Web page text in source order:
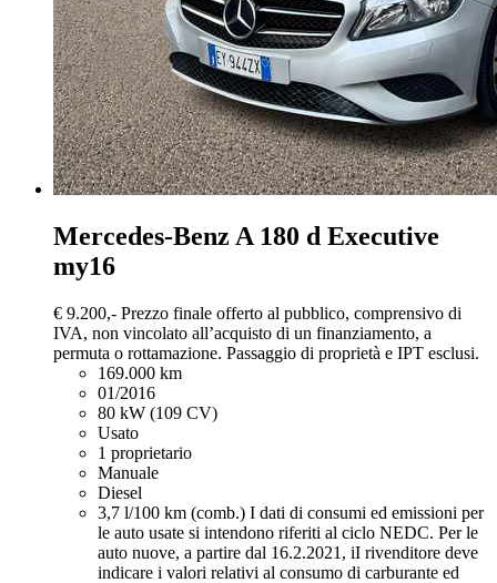
Mercedes-Benz A 180 d Executive
my16
€ 9.200,- Prezzo finale offerto al pubblico, comprensivo di
IVA, non vincolato all’acquisto di un finanziamento, a
permuta o rottamazione. Passaggio di proprietà e IPT esclusi.
169.000 km
01/2016
80 kW (109 CV)
Usato
1 proprietario
Manuale
Diesel
3,7 l/100 km (comb.) I dati di consumi ed emissioni per
le auto usate si intendono riferiti al ciclo NEDC. Per le
auto nuove, a partire dal 16.2.2021, iI rivenditore deve
indicare i valori relativi al consumo di carburante ed